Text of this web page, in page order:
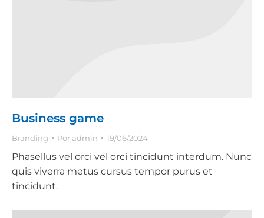
Business game
Branding Por admin 19/06/2024
Phasellus vel orci vel orci tincidunt interdum. Nunc
quis viverra metus cursus tempor purus et
tincidunt.